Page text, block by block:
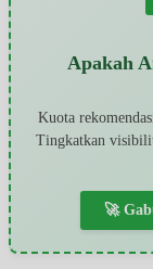
Apakah
Kuota
Tingkatkan
🚀